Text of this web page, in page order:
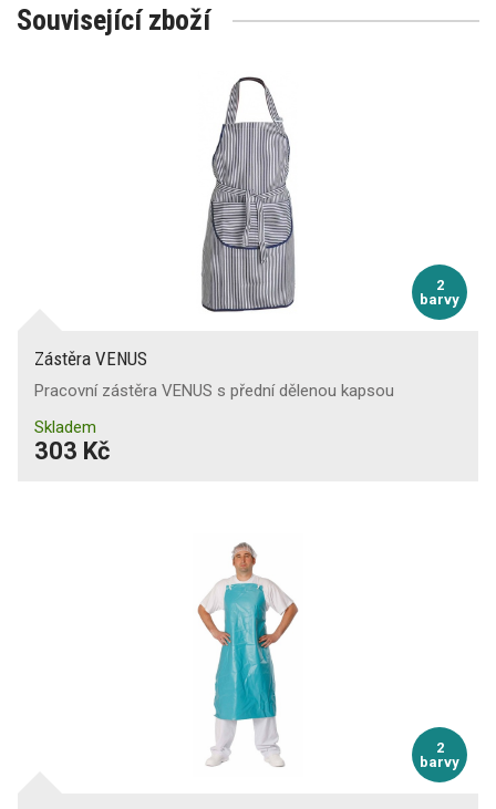
Související zboží
2
barvy
Zástěra VENUS
Pracovní zástěra VENUS s přední dělenou kapsou
Skladem
303 Kč
2
barvy